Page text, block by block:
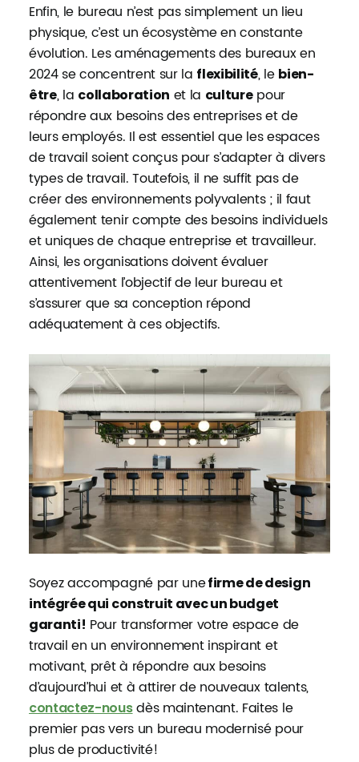
Enfin, le bureau n’est pas simplement un lieu
physique, c’est un écosystème en constante
évolution. Les aménagements des bureaux en
2024 se concentrent sur la flexibilité, le bien-
être, la collaboration et la culturepour
répondre aux besoins des entreprises et de
leurs employés. Il est essentiel que les espaces
de travail soient conçus pour s’adapter à divers
types de travail. Toutefois, il ne suffit pas de
créer des environnements polyvalents ; il faut
également tenir compte des besoins individuels
et uniques de chaque entreprise et travailleur.
Ainsi, les organisations doivent évaluer
attentivement l’objectif de leur bureau et
s’assurer que sa conception répond
adéquatement à ces objectifs.
Soyez accompagné par unefirme de design
intégrée qui construit avec un budget
garanti! Pour transformer votre espace de
travail en un environnement inspirant et
motivant, prêt à répondre aux besoins
d’aujourd’hui et à attirer de nouveaux talents,
contactez-nousdès maintenant. Faites le
premier pas vers un bureau modernisé pour
plus de productivité!